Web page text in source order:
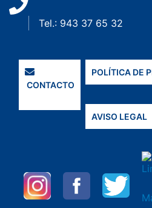
Tel.: 943 37 65 32
CONTACTO
POLÍTICA DE
AVISO LEGAL